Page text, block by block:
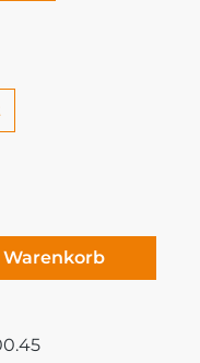
den
Warenkorb